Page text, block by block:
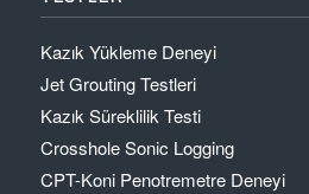
Kazık Yükleme Deneyi
Jet Grouting Testleri
Kazık Süreklilik Testi
Crosshole Sonic Logging
CPT-Koni Penotremetre Deneyi